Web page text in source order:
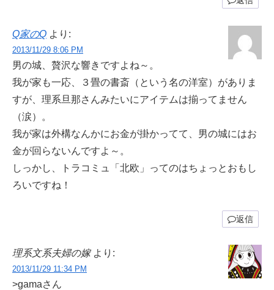
Q家のQ より:
2013/11/29 8:06 PM
男の城、贅沢な響きですよね～。
我が家も一応、３畳の書斎（という名の洋室）がありま
すが、理系旦那さんみたいにアイテムは揃ってません
（涙）。
我が家は外構なんかにお金が掛かってて、男の城にはお
金が回らないんですよ～。
しっかし、トラコミュ「北欧」ってのはちょっとおもし
ろいですね！
返信
理系文系夫婦の嫁 より:
2013/11/29 11:34 PM
>gamaさん